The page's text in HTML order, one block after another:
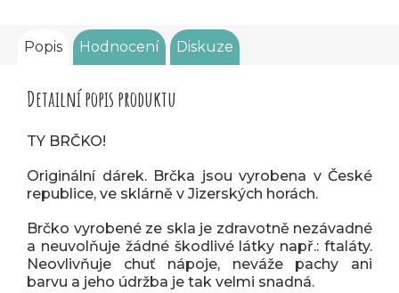
Popis Hodnocení Diskuze
Detailní popis produktu
TY BRČKO!
Originální dárek. Brčka jsou vyrobena v České
republice, ve sklárně v Jizerských horách.
Brčko vyrobené ze skla je zdravotně nezávadné
a neuvolňuje žádné škodlivé látky např.: ftaláty.
Neovlivňuje chuť nápoje, neváže pachy ani
barvu a jeho údržba je tak velmi snadná.